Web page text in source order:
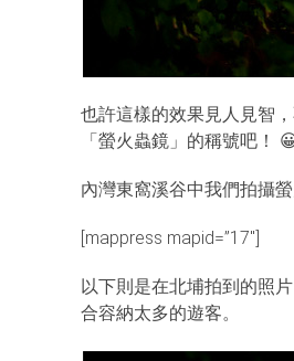
也許這樣的效果見人見智
「螢火蟲鏡」的稱號吧！
內灣東窩溪谷中我們拍攝
[mappress mapid=”17″]
以下則是在北埔拍到的照
合容納太多的遊客。